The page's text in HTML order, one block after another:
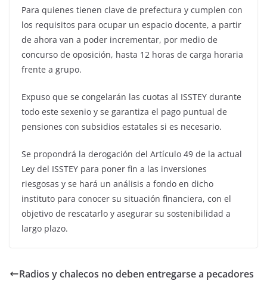
Para quienes tienen clave de prefectura y cumplen con
los requisitos para ocupar un espacio docente, a partir
de ahora van a poder incrementar, por medio de
concurso de oposición, hasta 12 horas de carga horaria
frente a grupo.
Expuso que se congelarán las cuotas al ISSTEY durante
todo este sexenio y se garantiza el pago puntual de
pensiones con subsidios estatales si es necesario.
Se propondrá la derogación del Artículo 49 de la actual
Ley del ISSTEY para poner fin a las inversiones
riesgosas y se hará un análisis a fondo en dicho
instituto para conocer su situación financiera, con el
objetivo de rescatarlo y asegurar su sostenibilidad a
largo plazo.
Radios y chalecos no deben entregarse a pecadores